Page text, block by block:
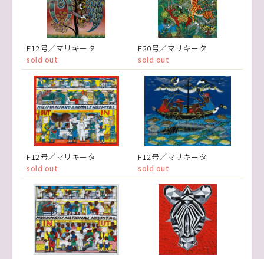
F12号／マリキータ
sold out
F20号／マリキータ
sold out
F12号／マリキータ
sold out
F12号／マリキータ
sold out